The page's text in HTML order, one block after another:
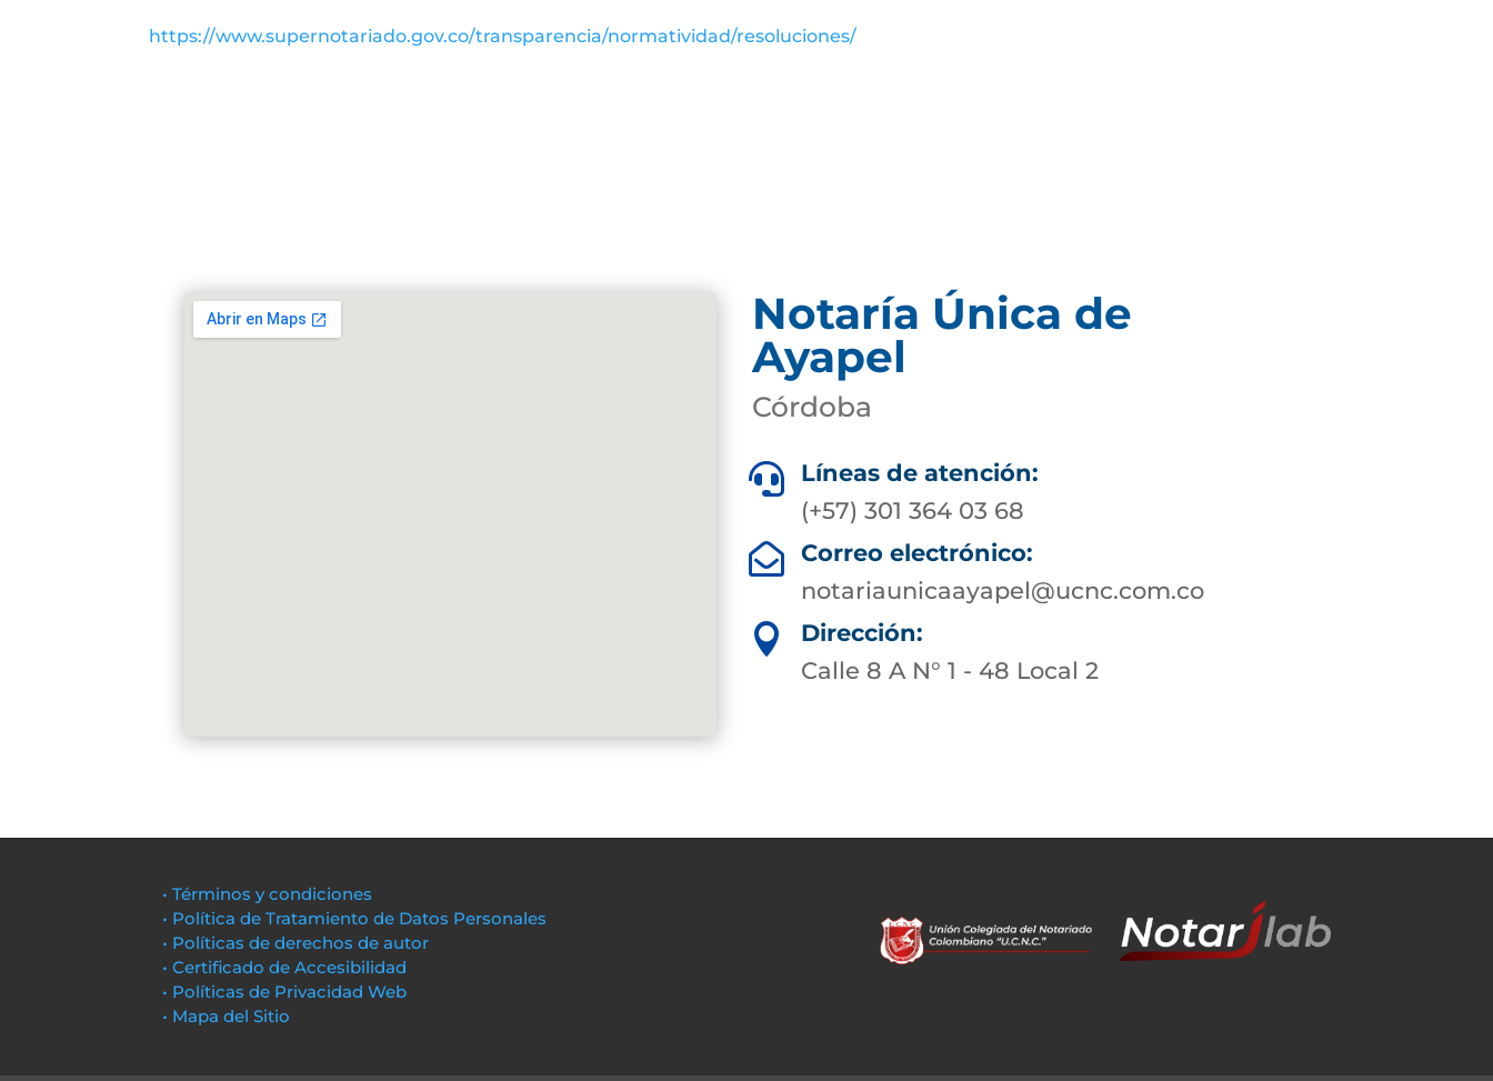
https://www.supernotariado.gov.co/transparencia/normatividad/resoluciones/
Notaría Única de
Ayapel
Córdoba

Líneas de atención:
(+57) 301 364 03 68

Correo electrónico:
notariaunicaayapel@ucnc.com.co

Dirección:
Calle 8 A N° 1 - 48 Local 2
• Términos y condiciones
• Política de Tratamiento de Datos Personales
• Políticas de derechos de autor
• Certificado de Accesibilidad
• Políticas de Privacidad Web
• Mapa del Sitio